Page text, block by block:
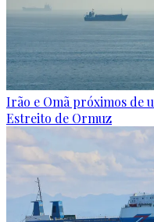
Irão e Omã próximos de
Estreito de Ormuz